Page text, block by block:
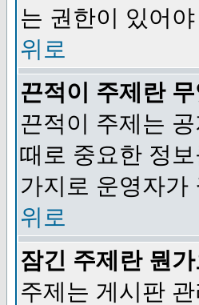
는 권한이 있어
위로
끈적이 주제란
끈적이 주제는
때로 중요한 정
가지로 운영자가
위로
잠긴 주제란 뭔
주제는 게시판